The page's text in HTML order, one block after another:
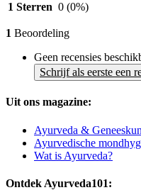
1 Sterren 0 (0%)
1 Beoordeling
Geen recensies
Schrijf als eerste een
Uit ons magazine:
Ayurveda &
Ayurvedische
Wat is Ayurveda?
Ontdek Ayurveda101: